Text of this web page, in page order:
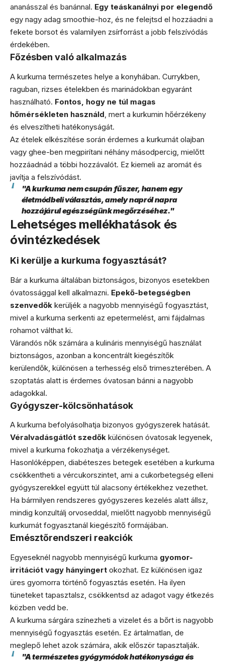
ananásszal és banánnal. Egy teáskanálnyi por elegendő
egy nagy adag smoothie-hoz, és ne felejtsd el hozzáadni a
fekete borsot és valamilyen zsírforrást a jobb felszívódás
érdekében.
Főzésben való alkalmazás
A kurkuma természetes helye a konyhában. Currykben,
raguban, rizses ételekben és marinádokban egyaránt
használható. Fontos, hogy ne túl magas
hőmérsékleten használd , mert a kurkumin hőérzékeny
és elveszítheti hatékonyságát.
Az ételek elkészítése során érdemes a kurkumát olajban
vagy ghee-ben megpirítani néhány másodpercig, mielőtt
hozzáadnád a többi hozzávalót. Ez kiemeli az aromát és
javítja a felszívódást.
"A kurkuma nem csupán fűszer, hanem egy
életmódbeli választás, amely napról napra
hozzájárul egészségünk megőrzéséhez."
Lehetséges mellékhatások és
óvintézkedések
Ki kerülje a kurkuma fogyasztását?
Bár a kurkuma általában biztonságos, bizonyos esetekben
óvatossággal kell alkalmazni. Epekő-betegségben
szenvedők kerüljék a nagyobb mennyiségű fogyasztást,
mivel a kurkuma serkenti az epetermelést, ami fájdalmas
rohamot válthat ki.
Várandós nők számára a kulináris mennyiségű használat
biztonságos, azonban a koncentrált kiegészítők
kerülendők, különösen a terhesség első trimeszterében. A
szoptatás alatt is érdemes óvatosan bánni a nagyobb
adagokkal.
Gyógyszer-kölcsönhatások
A kurkuma befolyásolhatja bizonyos gyógyszerek hatását.
Véralvadásgátlót szedők különösen óvatosak legyenek,
mivel a kurkuma fokozhatja a vérzékenységet.
Hasonlóképpen, diabéteszes betegek esetében a kurkuma
csökkentheti a vércukorszintet, ami a cukorbetegség elleni
gyógyszerekkel együtt túl alacsony értékekhez vezethet.
Ha bármilyen rendszeres gyógyszeres kezelés alatt állsz,
mindig konzultálj orvoseddal, mielőtt nagyobb mennyiségű
kurkumát fogyasztanál kiegészítő formájában.
Emésztőrendszeri reakciók
Egyeseknél nagyobb mennyiségű kurkuma gyomor-
irritációt vagy hányingert okozhat. Ez különösen igaz
üres gyomorra történő fogyasztás esetén. Ha ilyen
tüneteket tapasztalsz, csökkentsd az adagot vagy étkezés
közben vedd be.
A kurkuma sárgára színezheti a vizelet és a bőrt is nagyobb
mennyiségű fogyasztás esetén. Ez ártalmatlan, de
meglepő lehet azok számára, akik először tapasztalják.
"A természetes gyógymódok hatékonysága és